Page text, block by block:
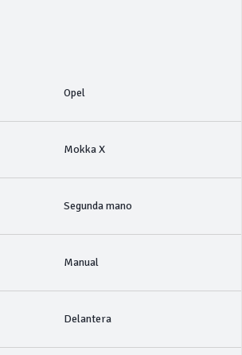
Opel
Mokka X
Segunda mano
Manual
Delantera